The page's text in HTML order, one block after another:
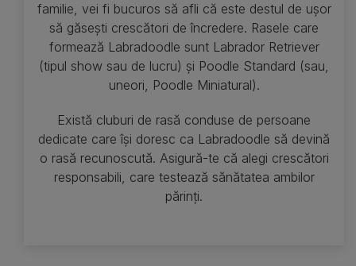
familie, vei fi bucuros să afli că este destul de ușor
să găsești crescători de încredere. Rasele care
formează Labradoodle sunt Labrador Retriever
(tipul show sau de lucru) și Poodle Standard (sau,
uneori, Poodle Miniatural).
Există cluburi de rasă conduse de persoane
dedicate care își doresc ca Labradoodle să devină
o rasă recunoscută. Asigură-te că alegi crescători
responsabili, care testează sănătatea ambilor
părinți.